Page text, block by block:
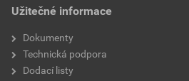
Užitečné informace
Dokumenty
Technická podpora
Dodací listy